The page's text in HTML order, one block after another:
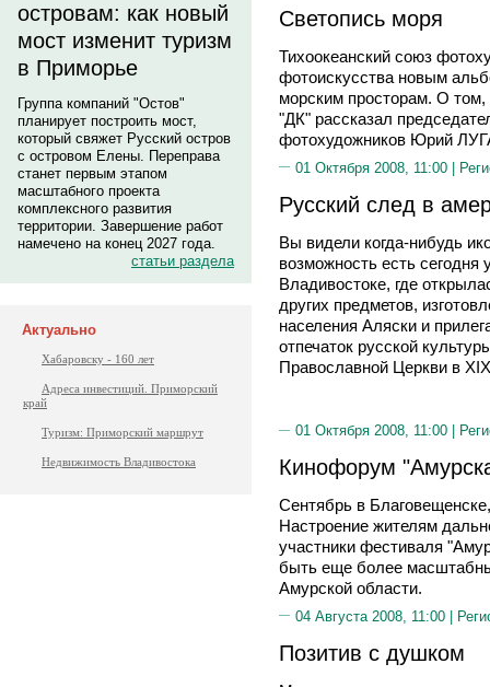
островам: как новый
мост изменит туризм
в Приморье
Группа компаний "Остов"
планирует построить мост,
который свяжет Русский остров
с островом Елены. Переправа
станет первым этапом
масштабного проекта
комплексного развития
территории. Завершение работ
намечено на конец 2027 года.
статьи раздела
Актуально
Хабаровску - 160 лет
Адреса инвестиций. Приморский
край
Туризм: Приморский маршрут
Недвижимость Владивостока
Светопись моря
Тихоокеанский союз
фотоискусства новым
морским просторам. О
"ДК" рассказал
фотохудожников Юрий
01 Октября 2008, 11:00 |
Русский след в
Вы видели когда-нибудь
возможность есть сегодня
Владивостоке, где
других предметов,
населения Аляски и
отпечаток русской
Православной Церкви в
01 Октября 2008, 11:00 |
Кинофорум
Сентябрь в
Настроение жителям
участники фестиваля
быть еще более
Амурской области.
04 Августа 2008, 11:00 |
Позитив с душком